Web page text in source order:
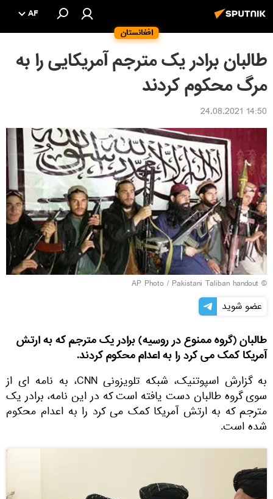
افغانستان
AF
طالبان برادر یک مترجم آمریکایی را به
مرگ محکوم کردند
14:50 24.08.2021
© AP Photo / Pakistani Taliban handout
عضو شوید
طالبان (گروه ممنوع در روسیه) برادر یک مترجم که به ارتش
آمریکا کمک می کرد را به اعدام محکوم کردند.
به گزارش اسپوتنیک، شبکه تلویزونی CNN، به نامه ای از
سوی گروه طالبان دست یافته است که در این نامه، برادر یک
مترجم که به ارتش آمریکا کمک می کرد را به اعدام محکوم
شده است.